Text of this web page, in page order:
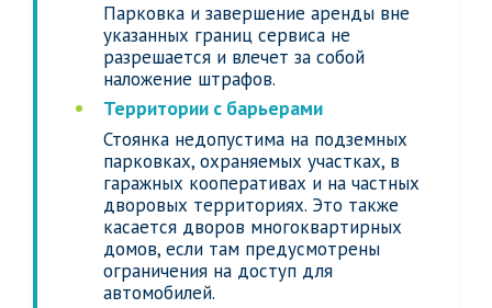
Парковка и завершение аренды вне
указанных границ сервиса не
разрешается и влечет за собой
наложение штрафов.
Территории с барьерами
Стоянка недопустима на подземных
парковках, охраняемых участках, в
гаражных кооперативах и на частных
дворовых территориях. Это также
касается дворов многоквартирных
домов, если там предусмотрены
ограничения на доступ для
автомобилей.